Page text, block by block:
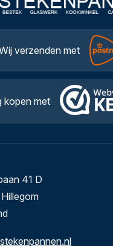
verzenden met
kopen met
41 D